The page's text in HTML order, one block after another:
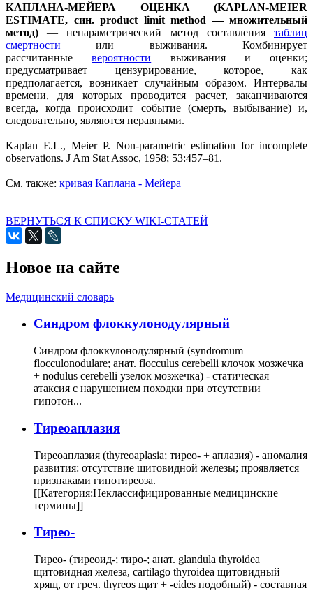
КАПЛАНА-МЕЙЕРА ОЦЕНКА (KAPLAN-MEIER
ESTIMATE, син. product limit method — множительный
метод) — непараметрический метод составления таблиц
смертности или выживания. Комбинирует
рассчитанныевероятности выживания и оценки;
предусматривает цензурирование, которое, как
предполагается, возникает случайным образом. Интервалы
времени, для которых проводится расчет, заканчиваются
всегда, когда происходит событие (смерть, выбывание) и,
следовательно, являются неравными.
Kaplan E.L., Meier P. Non-parametric estimation for incomplete
observations. J Am Stat Assoc, 1958; 53:457–81.
См. также: кривая Каплана - Мейера
ВЕРНУТЬСЯ К СПИСКУ WIKI-СТАТЕЙ
Новое на сайте
Медицинский словарь
Cиндром флоккулонодулярный
Синдром флоккулонодулярный (syndromum
flocculonodulare; анат. flocculus cerebelli клочок мозжечка
+ nodulus cerebelli узелок мозжечка) - статическая
атаксия с нарушением походки при отсутствии
гипотон...
Тиреоаплазия
Тиреоаплазия (thyreoaplasia; тирео- + аплазия) - аномалия
развития: отсутствие щитовидной железы; проявляется
признаками гипотиреоза.
[[Категория:Неклассифицированные медицинские
термины]]
Тирео-
Тирео- (тиреоид-; тиро-; анат. glandula thyroidea
щитовидная железа, cartilago thyroidea щитовидный
хрящ, от греч. thyreos щит + -eides подобный) - составная